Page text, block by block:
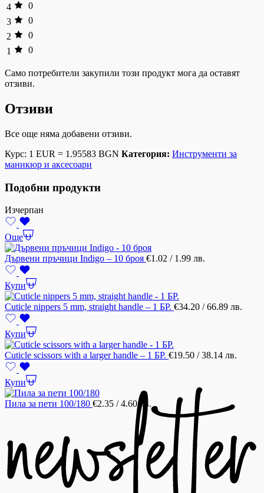
4
0
3
0
2
0
1
0
Само потребители закупили този продукт мога да оставят
отзиви.
Отзиви
Все още няма добавени отзиви.
Курс: 1 EUR = 1.95583 BGN Категория: Инструменти за
маникюр и аксесоари
Подобни продукти
Изчерпан
Още
Дървени пръчици Indigo – 10 броя €1.02 / 1.99 лв.
Купи
Cuticle nippers 5 mm, straight handle – 1 БР. €34.20 / 66.89 лв.
Купи
Cuticle scissors with a larger handle – 1 БР. €19.50 / 38.14 лв.
Купи
Пила за пети 100/180 €2.35 / 4.60 лв.